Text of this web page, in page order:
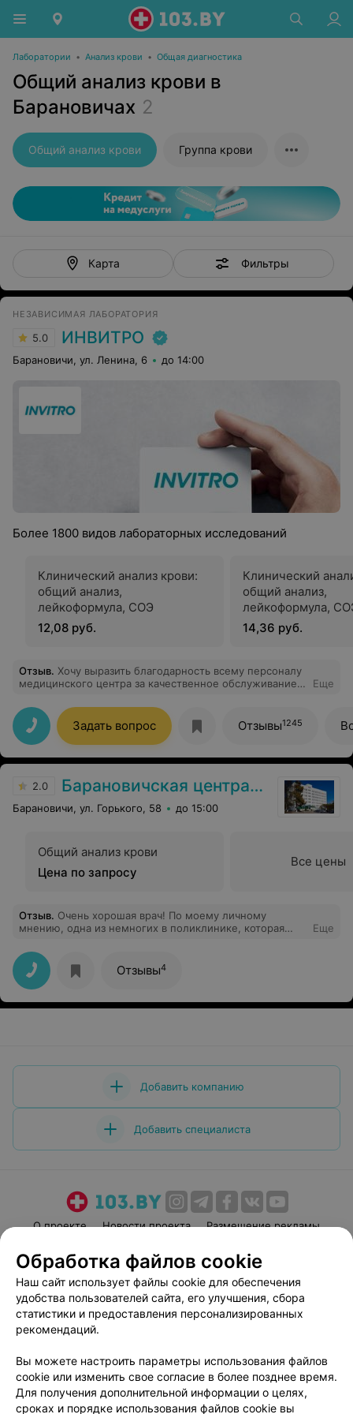
Лаборатории • Анализ крови • Общая диагностика
Общий анализ крови в
Барановичах 2
Общий анализ крови Группа крови
Карта Фильтры
НЕЗАВИСИМАЯ ЛАБОРАТОРИЯ
5.0 ИНВИТРО
Барановичи, ул. Ленина, 6 до 14:00
Более 1800 видов лабораторных исследований
Клинический анализ крови:
общий анализ,
лейкоформула, СОЭ
12,08 руб.
Клинический
общий анализ,
лейкоформула,
обязательной
микроскопией
14,36 руб.
Отзыв. Хочу выразить благодарность всему персоналу
медицинского центра за качественное обслуживание.
под очень хорошим впечатлением от визита к Вам.
Еще
Задать вопрос Отзывы1245
2.0 Барановичская центральная поликлиника
Барановичи, ул. Горького, 58 до 15:00
Общий анализ крови
Цена по запросу
Все цены
Отзыв. Очень хорошая врач! По моему личному
мнению, одна из немногих в поликлинике, которая
помочь! Особенно, когда видно, что пациент
испытывает безнадежность в своем заболевании, она
никогда не сдается, а ищит причину, что бы помочь!
Всегда приятно прийти к данному специалисту на
приём! Спасибо большое за ее труд и помощь...
Еще
Отзывы4
Добавить компанию
Добавить специалиста
О проекте Новости проекта
Размещение рекламы
Пользовательское соглашение
Способы оплаты
Вакансии
Партнеры
Написать руководителю 103.by
Персональные настройки cookie
Обработка персональных данных
Обработка файлов cookie
Наш сайт использует файлы cookie для обеспечения
удобства пользователей сайта, его улучшения, сбора
статистики и предоставления персонализированных
рекомендаций.
Вы можете настроить параметры использования файлов
cookie или изменить свое согласие в более позднее время.
Для получения дополнительной информации о целях,
сроках и порядке использования файлов cookie вы